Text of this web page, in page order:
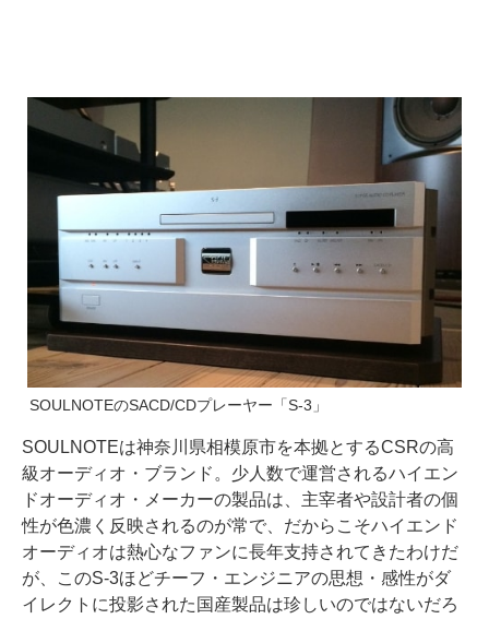
SOULNOTEのSACD/CDプレーヤー「S-3」
SOULNOTEは神奈川県相模原市を本拠とするCSRの高
級オーディオ・ブランド。少人数で運営されるハイエン
ドオーディオ・メーカーの製品は、主宰者や設計者の個
性が色濃く反映されるのが常で、だからこそハイエンド
オーディオは熱心なファンに長年支持されてきたわけだ
が、このS-3ほどチーフ・エンジニアの思想・感性がダ
イレクトに投影された国産製品は珍しいのではないだろ